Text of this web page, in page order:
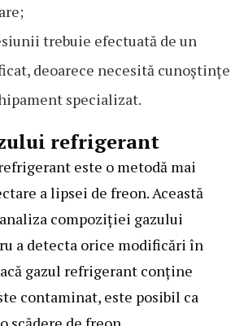
trebuie efectuată de un
deoarece necesită cunoștințe
specializat.
refrigerant
este o metodă mai
a lipsei de freon. Această
compoziției gazului
a detecta orice modificări în
gazul refrigerant conține
contaminat, este posibil ca